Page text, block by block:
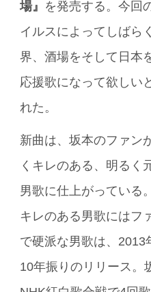
場』 を発売する。今回
イルスによってしばら
界、酒場をそして日本
応援歌になって欲しい
れた。
新曲は、坂本のファン
くキレのある、明るく
男歌に仕上がっている
キレのある男歌にはフ
で硬派な男歌は、2013
10年振りのリリース。